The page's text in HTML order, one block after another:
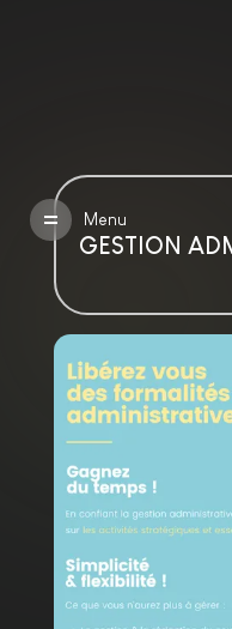
Menu
GESTION